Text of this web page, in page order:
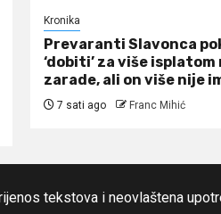
Kronika
Prevaranti Slavonca
‘dobiti’ za više
zarade, ali on više nije
7 sati ago Franc Mihić
tekstova i neovlaštena